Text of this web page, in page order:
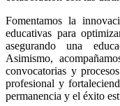
Fomentamos la
educativas para
asegurando una
Asimismo,
convocatorias y
profesional y
permanencia y el éxito